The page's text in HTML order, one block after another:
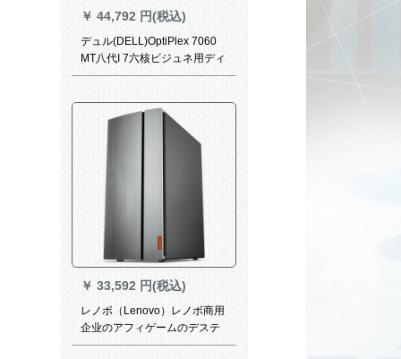
￥ 44,792 円(税込)
デュル(DELL)OptiPlex 7060
MT八代I 7六核ビジュネ用ディ
ジップ7050 MTレベベル単行
￥ 33,592 円(税込)
レノボ（Lenovo）レノボ商用
企业のアフィゲームのデステ
ィッテック・ピコッタ全体の